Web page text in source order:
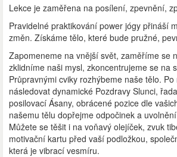
Lekce je zaměřena na posílení, zpevnění,
Pravidelné praktikování power jógy přináší
změn. Získáme tělo, které bude pružné,
Zapomeneme na vnější svět, zaměříme se
zklidníme naši mysl, zkoncentrujeme se na
Průpravnými cviky rozhýbeme naše tělo. Po
následovat dynamické Pozdravy Slunci,
posilovací Ásany, obrácené pozice dle
našemu tělu dopřejme odpočinek a
Můžete se těšit i na voňavý olejíček, zvuk
motivační kartu před vaší podložkou,
která je vibrací vesmíru.